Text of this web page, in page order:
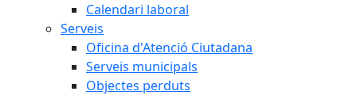
Calendari laboral
Serveis
Oficina d'Atenció Ciutadana
Serveis municipals
Objectes perduts